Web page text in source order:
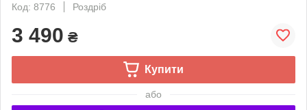
Код: 8776
Роздріб
3 490 ₴
Купити
або